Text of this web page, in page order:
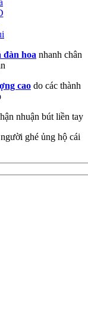
đàn hoa nhanh chân
cao do các thành
nhuận bút liền tay
ghé ủng hộ cái